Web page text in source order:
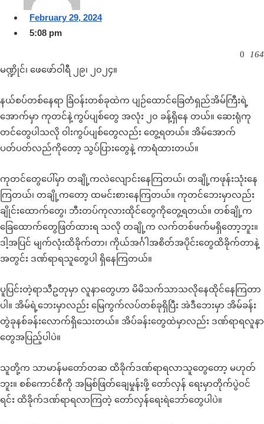
February 29, 2024
5:08 pm
0
164
မဏ္ဍိုင်၊ ဖေဖော်ဝါရီ ၂၉၊ ၂၀၂၄။
နယ်စပ်တစ်နေရာ ခြံဝန်းတစ်ခုထဲက ပျဉ်ထောင်ခြေတံရှည်အိမ်ကြီးရဲ့
အောက်မှာ ကုတင်နဲ့ကွပ်ပျစ်တွေ အလုံး ၂၀ ခန့်ရှိနေ တယ်။ ဆေးရုံကု
တင်တွေပါသလို ဝါးကွပ်ပျစ်တွေလည်း တွေ့ရတယ်။ အိမ်အောက်
ပတ်ပတ်လည်ကိုတော့ သွပ်ပြားတွေနဲ့ ကာရံထားတယ်။
ကုတင်တွေပေါ်မှာ တချို့ကလဲလျောင်းနေကြတယ်၊ တချို့ကဖုန်းသုံးနေ
ကြတယ်၊ တချို့ကတော့ ထမင်းစားနေကြတယ်။ ကုတင်ဘေးမှာလည်း
ချိုင်းထောက်တွေ၊ ဘီးတပ်ကုလားထိုင်တွေကိုတွေ့ရတယ်။ တစ်ချို့က
ခြေထောက်တွေဖြတ်ထားရ သလို တချို့က လက်တစ်ဖက်မရှိတော့ဘူး။
ဒါ့အပြင် မျက်လုံးထိခိုက်တာ၊ ကိုယ်အင်္ဂါအစိတ်အပိုင်းတွေထိခိုက်တာနဲ့
အတွင်း ဒဏ်ရာရသူတွေပါ ရှိနေကြတယ်။
ပူပြင်းတဲ့ရာသီဥတုမှာ လူနာတွေဟာ မိမိသက်သာသလိုနေထိုင်နေကြတာ
ပါ။ အိမ်ရဲ့ဘေးမှာလည်း မြေကွက်လပ်တစ်ခုရှိပြီး အဲဒီဘေးမှာ အိမ်ခန်း
တွဲခုနစ်ခန်းလောက်ရှိသေးတယ်။ အိပ်ခန်းတွေထဲမှာလည်း ဒဏ်ရာရလူနာ
တွေအပြည့်ပါပဲ။
သူတို့က သာမာန်မတော်တဆ ထိခိုက်ဒဏ်ရာရလာသူတွေတော့ မဟုတ်
ဘူး။ စစ်ကောင်စီကို အမြစ်ဖြတ်ချေမှုန်းဖို့ တော်လှန် ရေးမှာတိုက်ပွဲဝင်
ရင်း ထိခိုက်ဒဏ်ရာရလာကြတဲ့ တော်လှန်ရေးရဲဘော်တွေပါပဲ။